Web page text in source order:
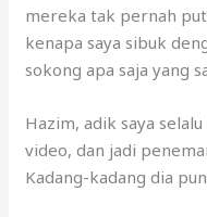
mereka tak pernah
kenapa saya sibuk
sokong apa saja yang
Hazim, adik saya
video, dan jadi
Kadang-kadang dia